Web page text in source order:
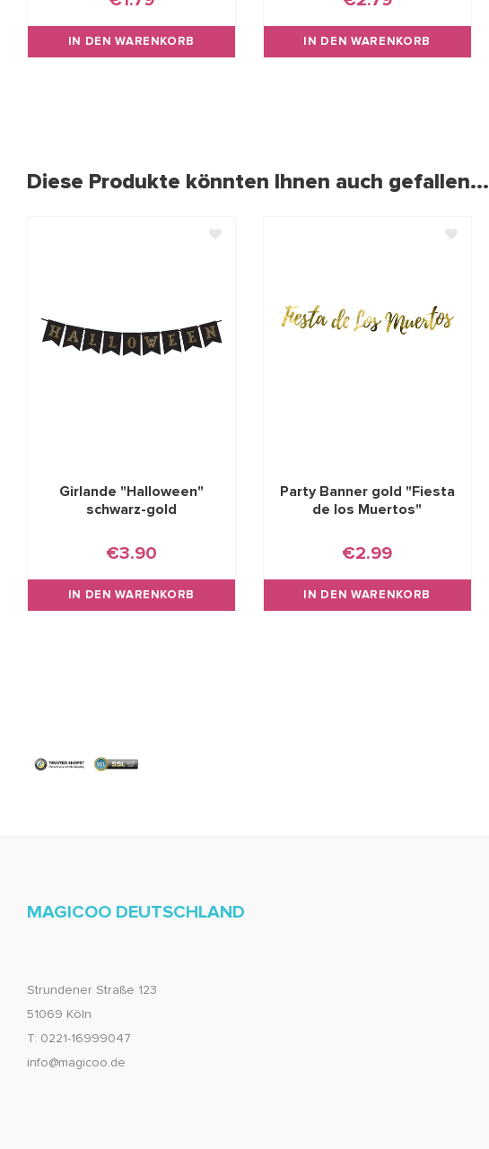
IN DEN WARENKORB IN DEN WARENKORB
Diese Produkte könnten Ihnen auch gefallen...
Girlande "Halloween"
schwarz-gold
€3.90
IN DEN WARENKORB
Party Banner gold "Fiesta
de los Muertos"
€2.99
IN DEN WARENKORB
MAGICOO DEUTSCHLAND
Strundener Straße 123
51069 Köln
T: 0221-16999047
info@magicoo.de